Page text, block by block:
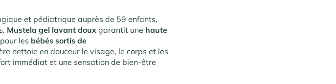
et pédiatrique auprès de 59 enfants,
Mustela gel lavant doux garantit une haute
les bébés sortis de
nettoie en douceur le visage, le corps et les
immédiat et une sensation de bien-être